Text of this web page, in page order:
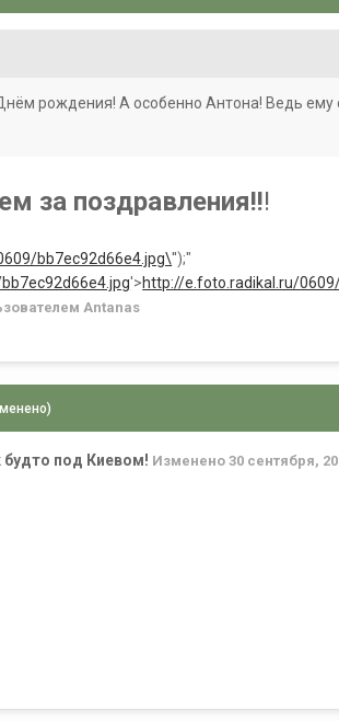
рождения! А особенно Антона! Ведь ему
за поздравления!!!
bb7ec92d66e4.jpg\'');"
'>http://e.foto.radikal.ru/
Antanas
будто под Киевом! Изменено 30 сентября,